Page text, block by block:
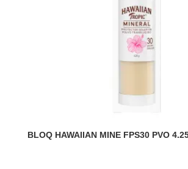
BLOQ HAWAIIAN MINE FPS30 PVO